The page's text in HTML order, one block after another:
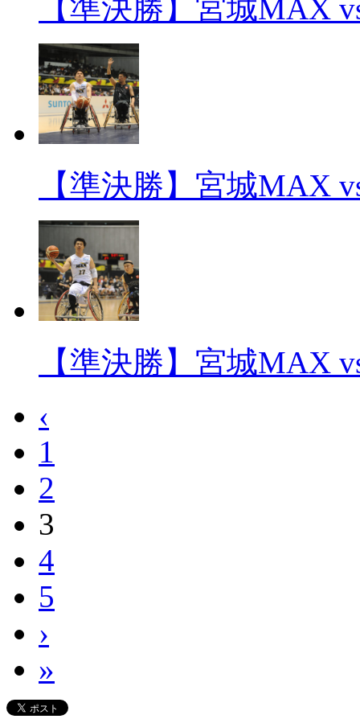
【準決勝】宮城MAX
【準決勝】宮城MAX
【準決勝】宮城MAX
‹
1
2
3
4
5
›
»